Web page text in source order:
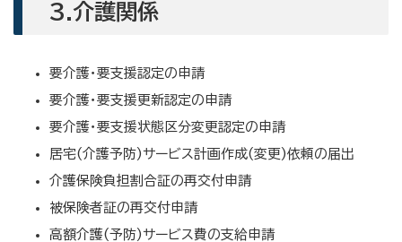
3.介護関係
要介護・要支援認定の申請
要介護・要支援更新認定の申請
要介護・要支援状態区分変更認定の申請
居宅(介護予防)サービス計画作成(変更)依頼の届出
介護保険負担割合証の再交付申請
被保険者証の再交付申請
高額介護(予防)サービス費の支給申請